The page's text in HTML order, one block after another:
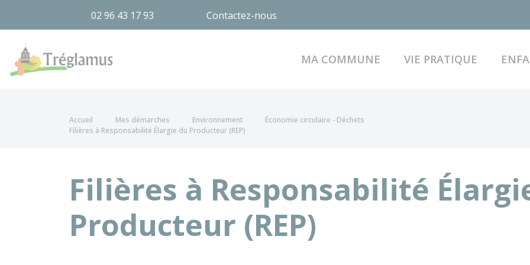
02 96 43 17 93 Contactez-nous
MA COMMUNE VIE PRATIQUE
Accueil Mes démarches Environnement
Économie circulaire - Déchets
Filières à Responsabilité Élargie du Producteur (REP)
Filières à Responsabilité
Producteur (REP)